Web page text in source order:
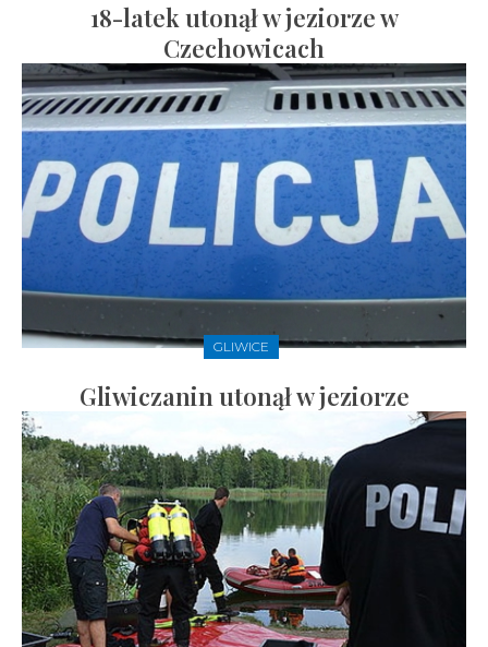
18-latek utonął w jeziorze w
Czechowicach
GLIWICE
Gliwiczanin utonął w jeziorze